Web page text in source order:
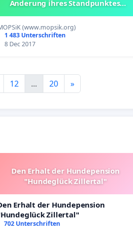
Änderung ihres Standpunktes
(www.mopsik.org)
1 483 Unterschriften
8 Dec 2017
12 ... 20 »
Den Erhalt der Hundepension
"Hundeglück Zillertal"
Erhalt der Hundepension
Zillertal"
702 Unterschriften